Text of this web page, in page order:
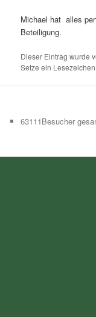
Michael hat alles
Beteiligung.
Dieser Eintrag wurde
Setze ein
63111Besucher